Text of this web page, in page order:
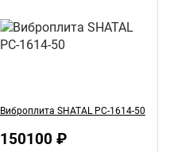
Виброплита SHATAL PC-1614-50
150100 ₽